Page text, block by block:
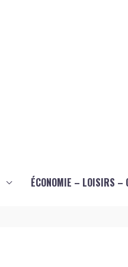
ÉCONOMIE – LOISIRS –